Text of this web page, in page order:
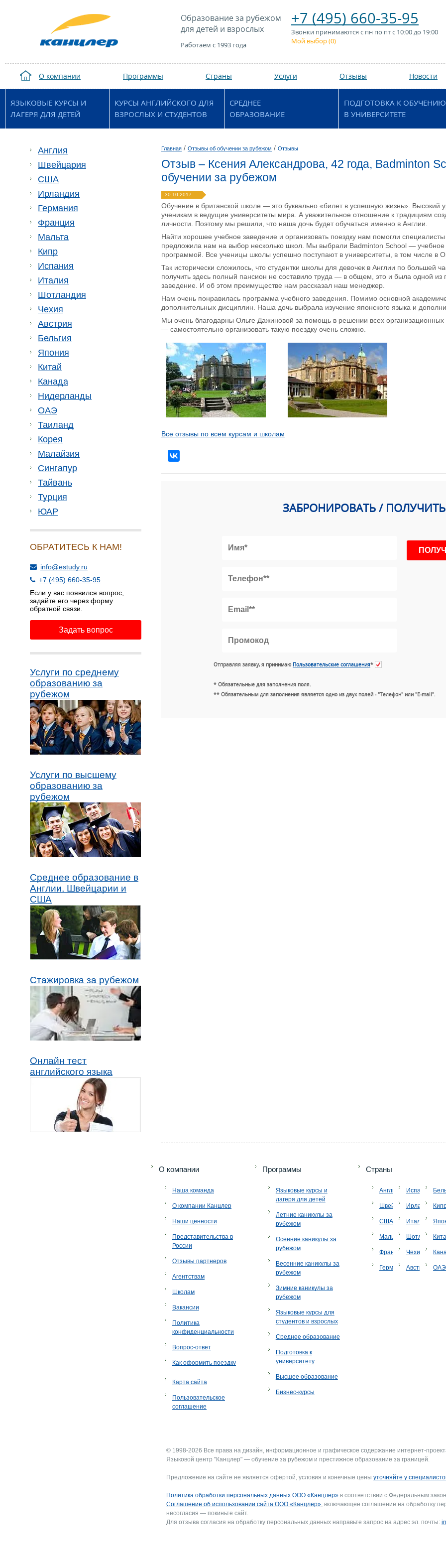
Образование за рубежом
для детей и взрослых
Работаем с 1993 года
+7 (495) 660-35-95
Звонки принимаются с пн по пт с 10:00 до 19:00
Мой выбор (0)
О компании Программы Страны Услуги Отзывы Новости
ЯЗЫКОВЫЕ КУРСЫ И
ЛАГЕРЯ ДЛЯ ДЕТЕЙ
КУРСЫ АНГЛИЙСКОГО ДЛЯ
ВЗРОСЛЫХ И СТУДЕНТОВ
СРЕДНЕЕ
ОБРАЗОВАНИЕ
ПОДГОТОВКА К ОБУЧЕНИЮ
В УНИВЕРСИТЕТЕ
Англия
Швейцария
США
Ирландия
Германия
Франция
Мальта
Кипр
Испания
Италия
Шотландия
Чехия
Австрия
Бельгия
Япония
Китай
Канада
Нидерланды
ОАЭ
Таиланд
Корея
Малайзия
Сингапур
Тайвань
Турция
ЮАР
ОБРАТИТЕСЬ К НАМ!
info@estudy.ru
+7 (495) 660-35-95
Если у вас появился вопрос,
задайте его через форму
обратной связи.
Задать вопрос
Услуги по среднему
образованию за
рубежом
Услуги по высшему
образованию за
рубежом
Среднее образование в
Англии, Швейцарии и
США
Стажировка за рубежом
Онлайн тест
английского языка
Главная / Отзывы об обучении за рубежом / Отзывы
Отзыв – Ксения Александрова, 42 года, Badminton
обучении за рубежом
30.10.2017
Обучение в британской школе — это буквально «билет в успешную жизнь». Высокий
ученикам в ведущие университеты мира. А уважительное отношение к традициям
личности. Поэтому мы решили, что наша дочь будет обучаться именно в Англии.
Найти хорошее учебное заведение и организовать поездку нам помогли
предложила нам на выбор несколько школ. Мы выбрали Badminton School — учебное
программой. Все ученицы школы успешно поступают в университеты, в том числе в
Так исторически сложилось, что студентки школы для девочек в Англии по большей
получить здесь полный пансион не составило труда — в общем, это и была одной
заведение. И об этом преимуществе нам рассказал наш менеджер.
Нам очень понравилась программа учебного заведения. Помимо основной
дополнительных дисциплин. Наша дочь выбрала изучение японского языка и
Мы очень благодарны Ольге Дажиновой за помощь в решении всех
— самостоятельно организовать такую поездку очень сложно.
Все отзывы по всем курсам и школам
ЗАБРОНИРОВАТЬ /
Отправляя заявку, я принимаю Пользовательские соглашения*
* Обязательные для заполнения поля.
** Обязательным для заполнения является одно из двух полей - "Телефон" или "E-mail".
O компании
Наша команда
О компании Канцлер
Наши ценности
Представительства в
России
Отзывы партнеров
Агентствам
Школам
Вакансии
Политика
конфиденциальности
Вопрос-ответ
Как оформить поездку
Карта сайта
Пользовательское
соглашение
Программы
Языковые курсы и
лагеря для детей
Летние каникулы за
рубежом
Осенние каникулы за
рубежом
Весенние каникулы за
рубежом
Зимние каникулы за
рубежом
Языковые курсы для
студентов и взрослых
Среднее образование
Подготовка к
университету
Высшее образование
Бизнес-курсы
Страны
Англия
Швейцария
США
Мальта
Франция
Германия
Испания
Ирландия
Италия
Шотландия
Чехия
Австрия
Кипр
ОАЭ
© 1998-2026 Все права на дизайн, информационное и графическое содержание интернет-
Языковой центр "Канцлер" — обучение за рубежом и престижное образование за границей.
Предложение на сайте не является офертой, условия и конечные цены уточняйте у
Политика обработки персональных данных ООО «Канцлер» в соответствии с Федеральным
Соглашение об использовании сайта ООО «Канцлер», включающее соглашение на обработку
несогласия — покиньте сайт.
Для отзыва согласия на обработку персональных данных направьте запрос на адрес эл. почты: